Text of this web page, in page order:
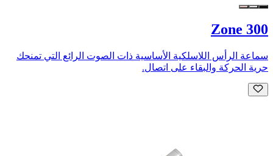
Zone 300
سماعة الرأس اللاسلكية الأساسية ذات الصوت الرائع التي تمنحك
حرية الحركة والبقاء على اتصال.